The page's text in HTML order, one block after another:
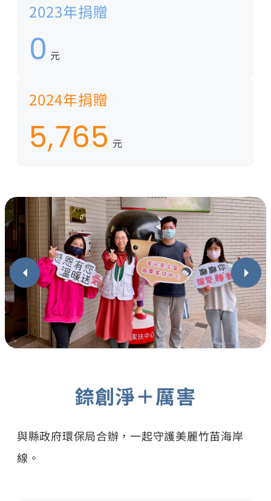
2023年捐贈
0 元
2024年捐贈
5,765 元
錼創淨＋厲害
與縣政府環保局合辦，一起守護美麗竹苗海岸
線。